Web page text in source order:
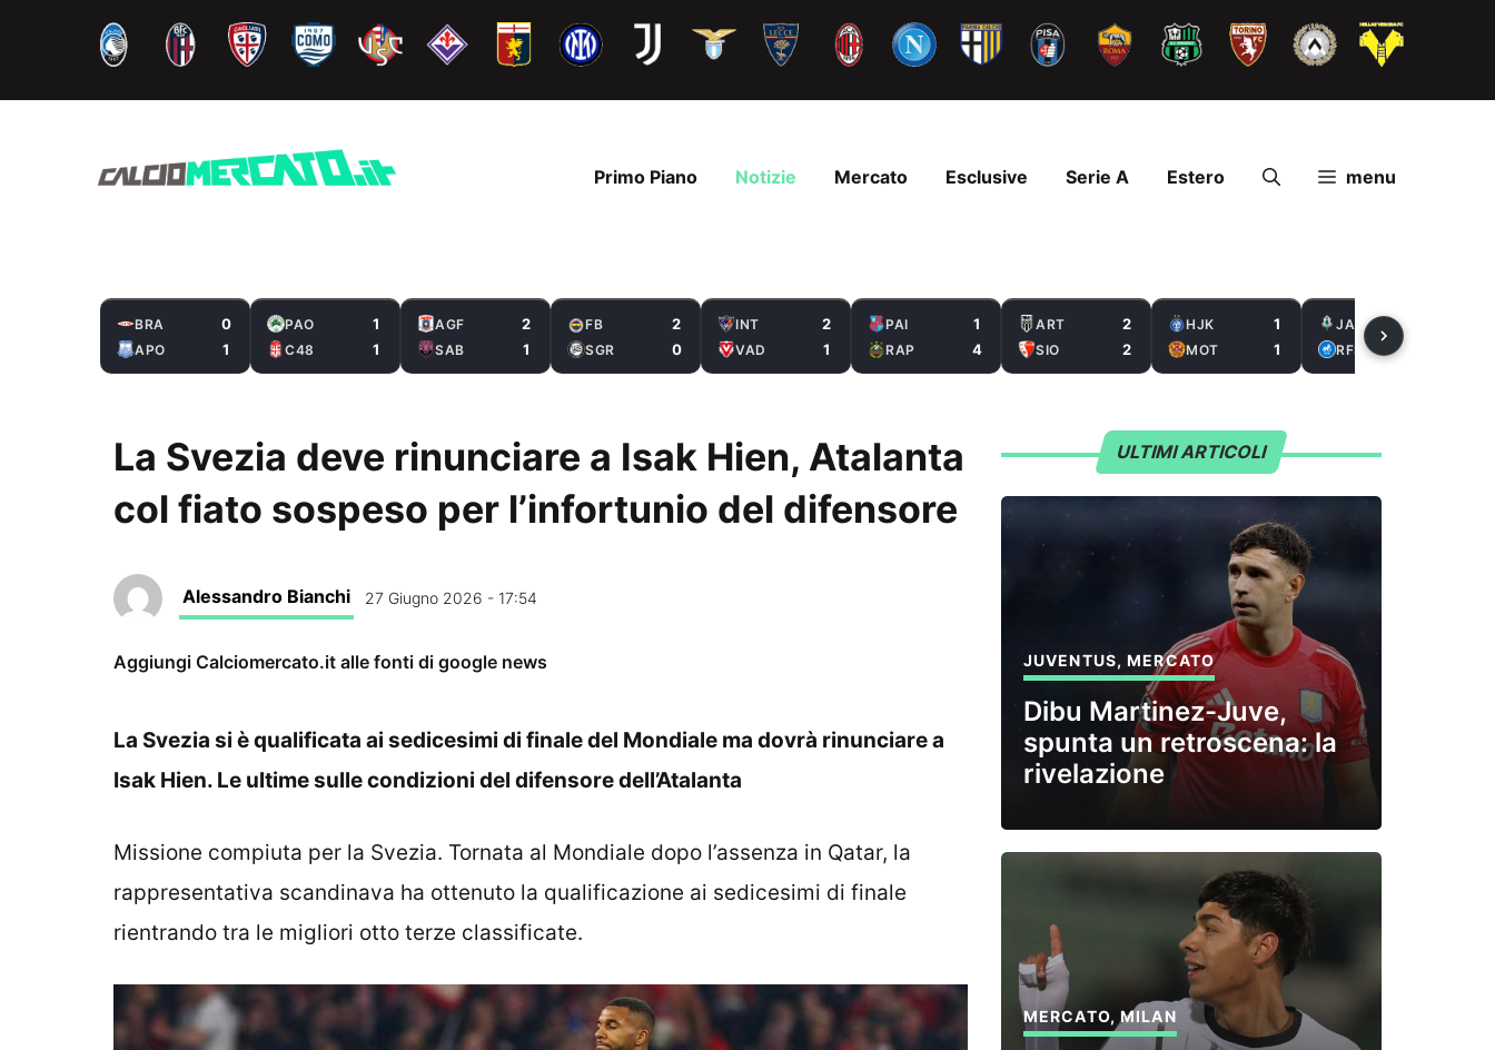
contenuto
Primo Piano Notizie Mercato Esclusive Serie A Estero menu
BRA 0
APO 1
PAO 1
C48 1
AGF 2
SAB 1
FB 2
SGR 0
INT 2
VAD 1
PAI 1
RAP 4
ART 2
SIO 2
HJK 1
MOT 1
JAB
RFS
La Svezia deve rinunciare a Isak Hien, Atalanta
col fiato sospeso per l’infortunio del difensore
Alessandro Bianchi 27 Giugno 2026 - 17:54
Aggiungi Calciomercato.it alle fonti di google news
La Svezia si è qualificata ai sedicesimi di finale del Mondiale ma dovrà rinunciare a
Isak Hien. Le ultime sulle condizioni del difensore dell’Atalanta
Missione compiuta per la Svezia. Tornata al Mondiale dopo l’assenza in Qatar, la
rappresentativa scandinava ha ottenuto la qualificazione ai sedicesimi di finale
rientrando tra le migliori otto terze classificate.
ULTIMI ARTICOLI
JUVENTUS,MERCATO
Dibu Martinez-Juve,
spunta un retroscena: la
rivelazione
MERCATO,MILAN